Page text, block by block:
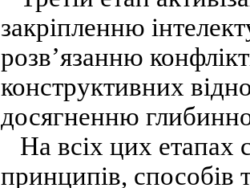
закріпленню
розв’язанню
конструктивних
досягненню
На всіх цих етапах
принципів, способів